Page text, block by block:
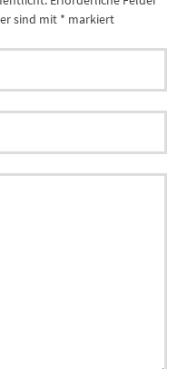
sind mit * markiert